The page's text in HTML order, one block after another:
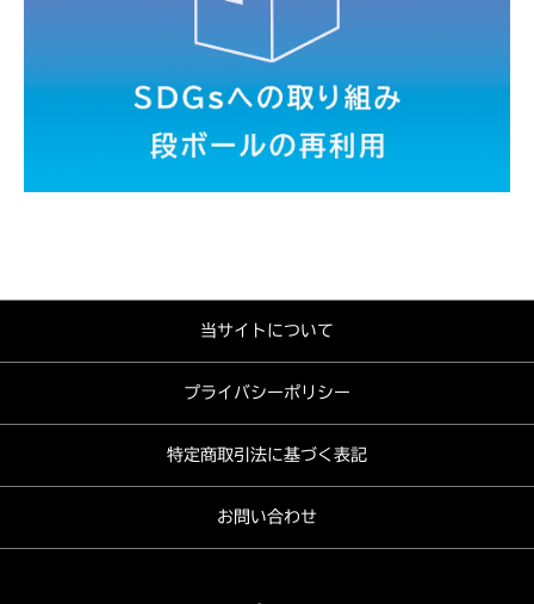
当サイトについて
プライバシーポリシー
特定商取引法に基づく表記
お問い合わせ